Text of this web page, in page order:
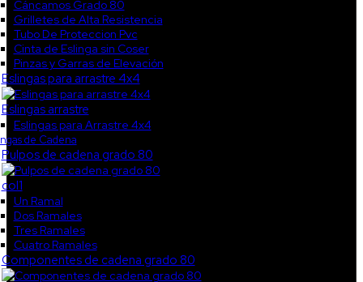
Cáncamos Grado 80
Grilletes de Alta Resistencia
Tubo De Proteccion Pvc
Cinta de Eslinga sin Coser
Pinzas y Garras de Elevación
Eslingas para arrastre 4x4
Eslingas arrastre
Eslingas para Arrastre 4x4
de Cadena
Pulpos de cadena grado 80
col1
Un Ramal
Dos Ramales
Tres Ramales
Cuatro Ramales
Componentes de cadena grado 80